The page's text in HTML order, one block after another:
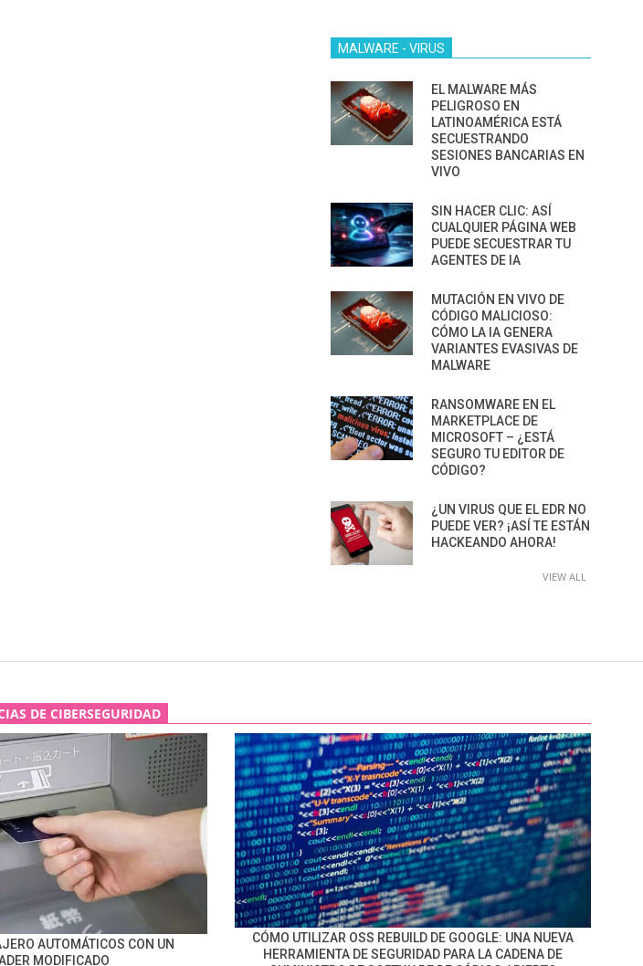
MALWARE - VIRUS
EL MALWARE MÁS
PELIGROSO EN
LATINOAMÉRICA ESTÁ
SECUESTRANDO
SESIONES BANCARIAS EN
VIVO
SIN HACER CLIC: ASÍ
CUALQUIER PÁGINA WEB
PUEDE SECUESTRAR TU
AGENTES DE IA
MUTACIÓN EN VIVO DE
CÓDIGO MALICIOSO:
CÓMO LA IA GENERA
VARIANTES EVASIVAS DE
MALWARE
RANSOMWARE EN EL
MARKETPLACE DE
MICROSOFT – ¿ESTÁ
SEGURO TU EDITOR DE
CÓDIGO?
¿UN VIRUS QUE EL EDR NO
PUEDE VER? ¡ASÍ TE ESTÁN
HACKEANDO AHORA!
VIEW ALL
DE CIBERSEGURIDAD
AUTOMÁTICOS CON UN
MODIFICADO
CÓMO UTILIZAR OSS REBUILD DE GOOGLE: UNA NUEVA
HERRAMIENTA DE SEGURIDAD PARA LA CADENA DE